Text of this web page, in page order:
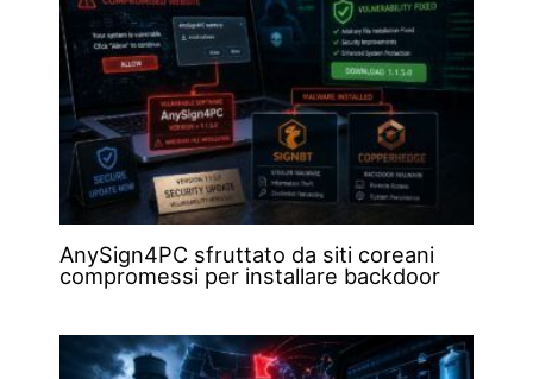
AnySign4PC sfruttato da siti coreani
compromessi per installare backdoor